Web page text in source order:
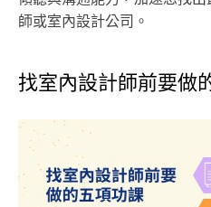
師或室內設計公司。
找室內設計師前要做